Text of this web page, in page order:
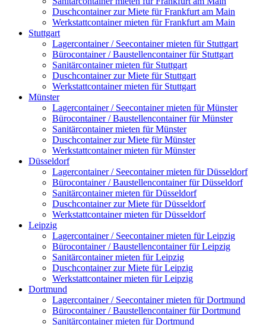
Duschcontainer zur Miete für Frankfurt am Main
Werkstattcontainer mieten für Frankfurt am Main
Stuttgart
Lagercontainer / Seecontainer mieten für Stuttgart
Bürocontainer / Baustellencontainer für Stuttgart
Sanitärcontainer mieten für Stuttgart
Duschcontainer zur Miete für Stuttgart
Werkstattcontainer mieten für Stuttgart
Münster
Lagercontainer / Seecontainer mieten für Münster
Bürocontainer / Baustellencontainer für Münster
Sanitärcontainer mieten für Münster
Duschcontainer zur Miete für Münster
Werkstattcontainer mieten für Münster
Düsseldorf
Lagercontainer / Seecontainer mieten für Düsseldorf
Bürocontainer / Baustellencontainer für Düsseldorf
Sanitärcontainer mieten für Düsseldorf
Duschcontainer zur Miete für Düsseldorf
Werkstattcontainer mieten für Düsseldorf
Leipzig
Lagercontainer / Seecontainer mieten für Leipzig
Bürocontainer / Baustellencontainer für Leipzig
Sanitärcontainer mieten für Leipzig
Duschcontainer zur Miete für Leipzig
Werkstattcontainer mieten für Leipzig
Dortmund
Lagercontainer / Seecontainer mieten für Dortmund
Bürocontainer / Baustellencontainer für Dortmund
Sanitärcontainer mieten für Dortmund